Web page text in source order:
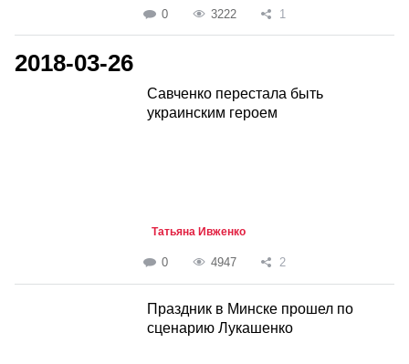
0 3222 1
2018-03-26
Савченко перестала быть
украинским героем
Татьяна Ивженко
0 4947 2
Праздник в Минске прошел по
сценарию Лукашенко